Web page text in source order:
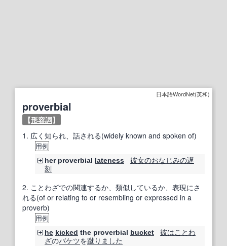
日本語WordNet(英和)
proverbial
【形容詞】
1. 広く知られ、話される(widely known and spoken of)
用例
her proverbial lateness 彼女のおなじみの遅
刻
2. ことわざでの関連するか、類似しているか、表現にさ
れる(of or relating to or resembling or expressed in a
proverb)
用例
he kicked the proverbial bucket 彼はことわ
ざのバケツを蹴り ました